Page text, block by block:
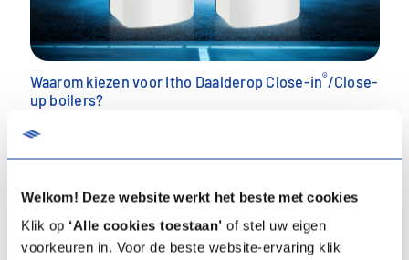
Welkom! Deze website werkt het beste met cookies
Klik op ‘Alle cookies toestaan’ of stel uw eigen
voorkeuren in. Voor de beste website-ervaring klik
Waarom kiezen voor Itho Daalderop Close-in®/Close-
up boilers?
✔ Direct warm water: Bespaar tijd én water.
voorzien van een 5 jaar garantie (bij registratie).
✔ Slim design: Eenvoudig te installeren, past naadloos in elk
interieur.